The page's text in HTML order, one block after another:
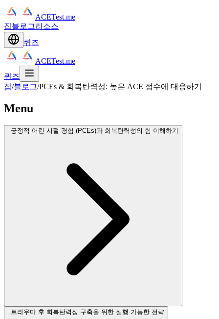
ACETest.me
집블로그리소스
퀴즈
ACETest.me
퀴즈
집/블로그/PCEs & 회복탄력성: 높은 ACE 점수에 대응하기
Menu
긍정적 어린 시절 경험 (PCEs)과 회복탄력성의 힘 이해하기
트라우마 후 회복탄력성 구축을 위한 실행 가능한 전략